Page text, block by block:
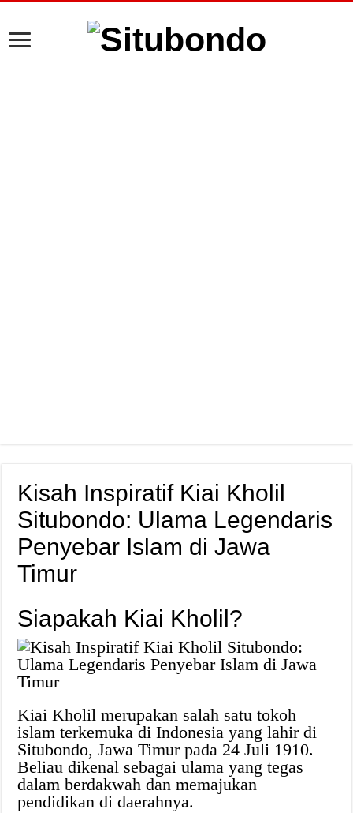
Kisah Inspiratif Kiai Kholil
Situbondo: Ulama Legendaris
Penyebar Islam di Jawa
Timur
Siapakah Kiai Kholil?
Kiai Kholil merupakan salah satu tokoh
islam terkemuka di Indonesia yang lahir di
Situbondo, Jawa Timur pada 24 Juli 1910.
Beliau dikenal sebagai ulama yang tegas
dalam berdakwah dan memajukan
pendidikan di daerahnya.